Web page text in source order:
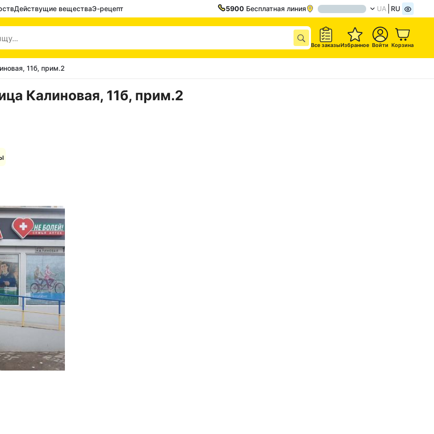
Действущие веществаЭ-рецепт 5900 Бесплатная линия UA RU
Все заказыИзбранное Войти Корзина
11б, прим.2
Калиновая, 11б, прим.2